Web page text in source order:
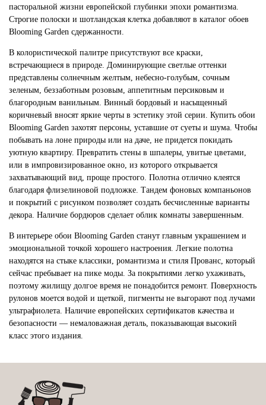
пасторальной жизни европейской глубинки эпохи романтизма.
Строгие полоски и шотландская клетка добавляют в каталог обоев
Blooming Garden сдержанности.
В колористической палитре присутствуют все краски,
встречающиеся в природе. Доминирующие светлые оттенки
представлены солнечным желтым, небесно-голубым, сочным
зеленым, беззаботным розовым, аппетитным персиковым и
благородным ванильным. Винный бордовый и насыщенный
коричневый вносят яркие черты в эстетику этой серии. Купить обои
Blooming Garden захотят персоны, уставшие от суеты и шума. Чтобы
побывать на лоне природы или на даче, не придется покидать
уютную квартиру. Превратить стены в шпалеры, увитые цветами,
или в импровизированное окно, из которого открывается
захватывающий вид, проще простого. Полотна отлично клеятся
благодаря флизелиновой подложке. Тандем фоновых компаньонов
и покрытий с рисунком позволяет создать бесчисленные варианты
декора. Наличие бордюров сделает облик комнаты завершенным.
В интерьере обои Blooming Garden станут главным украшением и
эмоциональной точкой хорошего настроения. Легкие полотна
находятся на стыке классики, романтизма и стиля Прованс, который
сейчас пребывает на пике моды. За покрытиями легко ухаживать,
поэтому жилищу долгое время не понадобится ремонт. Поверхность
рулонов моется водой и щеткой, пигменты не выгорают под лучами
ультрафиолета. Наличие европейских сертификатов качества и
безопасности — немаловажная деталь, показывающая высокий
класс этого издания.